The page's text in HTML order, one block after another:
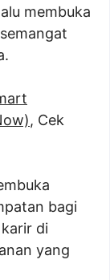
membuka
, Cek
bagi
di
yang